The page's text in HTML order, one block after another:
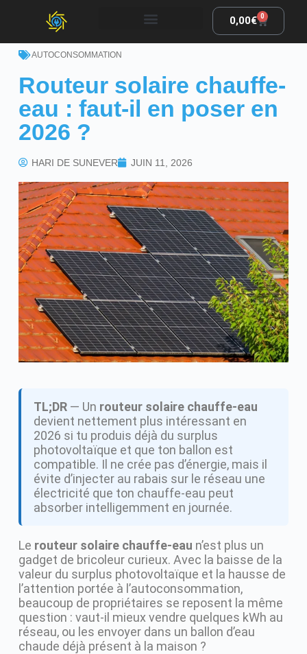
0,00€ 0
AUTOCONSOMMATION
Routeur solaire chauffe-
eau : faut-il en poser en
2026 ?
HARI DE SUNEVER JUIN 11, 2026
TL;DR— Un routeur solaire chauffe-eau
devient nettement plus intéressant en
2026 si tu produis déjà du surplus
photovoltaïque et que ton ballon est
compatible. Il ne crée pas d’énergie, mais il
évite d’injecter au rabais sur le réseau une
électricité que ton chauffe-eau peut
absorber intelligemment en journée.
Le routeur solaire chauffe-eau n’est plus un
gadget de bricoleur curieux. Avec la baisse de la
valeur du surplus photovoltaïque et la hausse de
l’attention portée à l’autoconsommation,
beaucoup de propriétaires se reposent la même
question : vaut-il mieux vendre quelques kWh au
réseau, ou les envoyer dans un ballon d’eau
chaude déjà présent à la maison ?